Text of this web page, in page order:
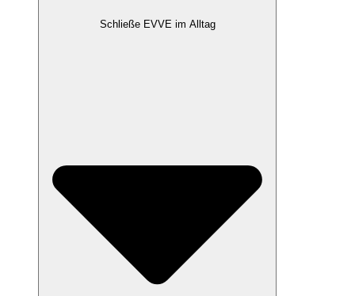
Schließe EVVE im Alltag